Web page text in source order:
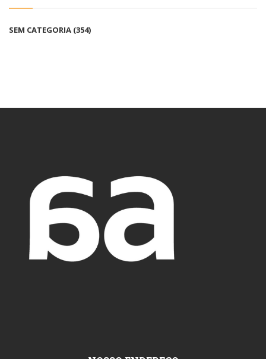
SEM CATEGORIA (354)